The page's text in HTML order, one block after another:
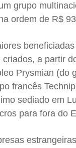
grupo
ordem de R$
criados, a partir
Prysmian (do
francês
sediado em
para fora do